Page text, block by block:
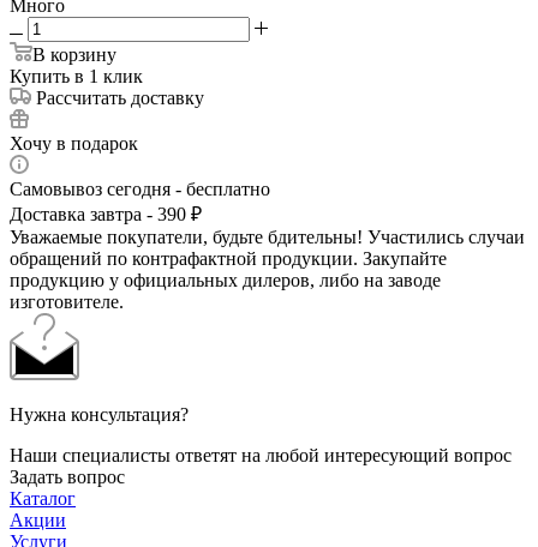
Много
В корзину
Купить в 1 клик
Рассчитать доставку
Хочу в подарок
Самовывоз сегодня - бесплатно
Доставка завтра - 390 ₽
Уважаемые покупатели, будьте бдительны! Участились случаи
обращений по контрафактной продукции. Закупайте
продукцию у официальных дилеров, либо на заводе
изготовителе.
Нужна консультация?
Наши специалисты ответят на любой интересующий вопрос
Задать вопрос
Каталог
Акции
Услуги